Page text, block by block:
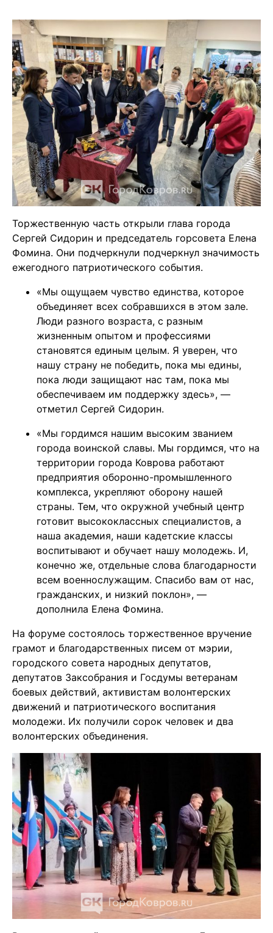
Торжественную часть открыли глава города
Сергей Сидорин и председатель горсовета Елена
Фомина. Они подчеркнули подчеркнул значимость
ежегодного патриотического события.
«Мы ощущаем чувство единства, которое
объединяет всех собравшихся в этом зале.
Люди разного возраста, с разным
жизненным опытом и профессиями
становятся единым целым. Я уверен, что
нашу страну не победить, пока мы едины,
пока люди защищают нас там, пока мы
обеспечиваем им поддержку здесь», —
отметил Сергей Сидорин.
«Мы гордимся нашим высоким званием
города воинской славы. Мы гордимся, что на
территории города Коврова работают
предприятия оборонно-промышленного
комплекса, укрепляют оборону нашей
страны. Тем, что окружной учебный центр
готовит высококлассных специалистов, а
наша академия, наши кадетские классы
воспитывают и обучает нашу молодежь. И,
конечно же, отдельные слова благодарности
всем военнослужащим. Спасибо вам от нас,
гражданских, и низкий поклон», —
дополнила Елена Фомина.
На форуме состоялось торжественное вручение
грамот и благодарственных писем от мэрии,
городского совета народных депутатов,
депутатов Заксобрания и Госдумы ветеранам
боевых действий, активистам волонтерских
движений и патриотического воспитания
молодежи. Их получили сорок человек и два
волонтерских объединения.